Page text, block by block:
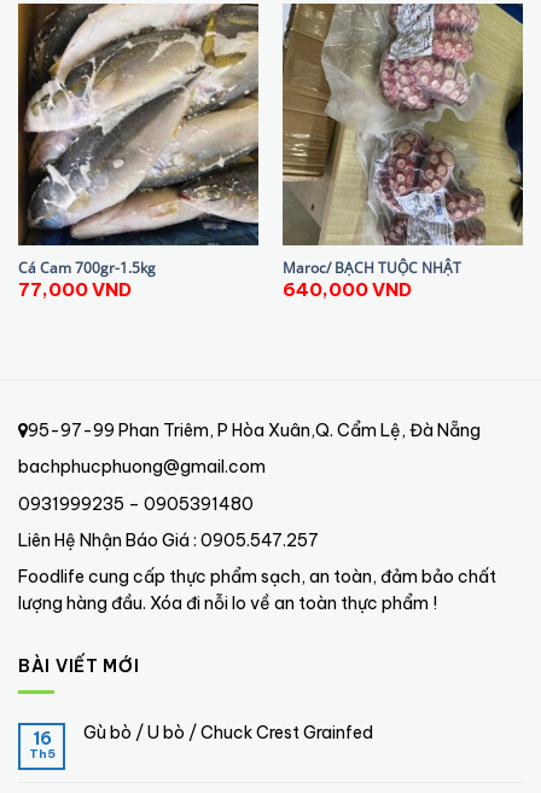
Cá Cam 700gr-1.5kg
77,000VND
Maroc/ BẠCH TUỘC NHẬT
640,000VND
95-97-99 Phan Triêm, P Hòa Xuân,Q. Cẩm Lệ, Đà Nẵng
bachphucphuong@gmail.com
0931999235 – 0905391480
Liên Hệ Nhận Báo Giá : 0905.547.257
Foodlife cung cấp thực phẩm sạch, an toàn, đảm bảo chất
lượng hàng đầu. Xóa đi nỗi lo về an toàn thực phẩm !
BÀI VIẾT MỚI
16
Th5
Gù bò / U bò / Chuck Crest Grainfed